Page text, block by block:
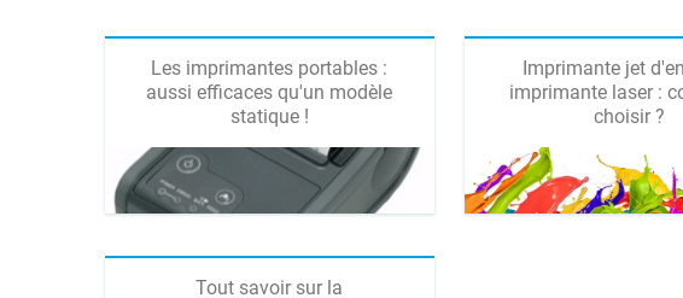
Les imprimantes portables :
aussi efficaces qu'un modèle
statique !
Imprimante jet
imprimante laser :
choisir ?
Tout savoir sur la